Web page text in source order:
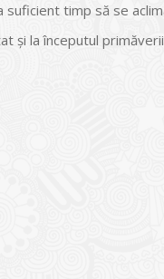
suficient timp să se
și la începutul